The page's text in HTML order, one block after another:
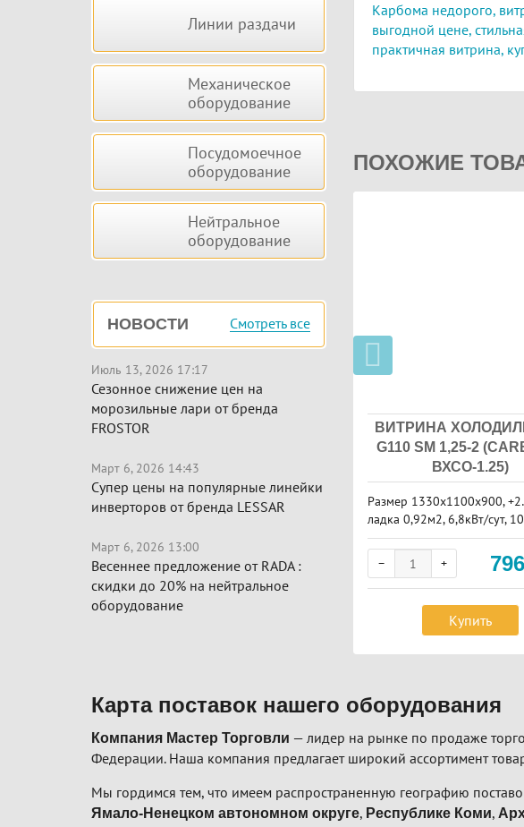
Карбома недорого,
выгодной цене,
практичная витрина,
ПОХОЖИЕ
ВИТРИНА
G110 SM 1,25-2
ВХСО-1.25)
Размер 1330х1100х900,
ладка 0,92м2, 6,8кВт/сут,
В, запасник
Купить
Линии раздачи
Механическое
оборудование
Посудомоечное
оборудование
Нейтральное
оборудование
НОВОСТИ Смотреть все
Июль 13, 2026 17:17
Сезонное снижение цен на
морозильные лари от бренда
FROSTOR
Март 6, 2026 14:43
Супер цены на популярные линейки
инверторов от бренда LESSAR
Март 6, 2026 13:00
Весеннее предложение от RADA :
скидки до 20% на нейтральное
оборудование
Карта поставок нашего оборудования
Компания Мастер Торговли — лидер на рынке по продаже
Федерации. Наша компания предлагает широкий ассортимент
Мы гордимся тем, что имеем распространенную географию
Ямало-Ненецком автономном округе, Республике Коми,